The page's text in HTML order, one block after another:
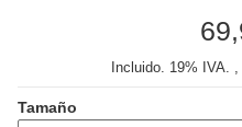
Incluido. 19% IVA. ,
Tamaño